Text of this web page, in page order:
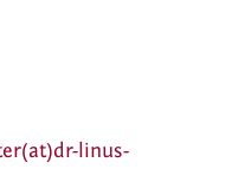
linus-